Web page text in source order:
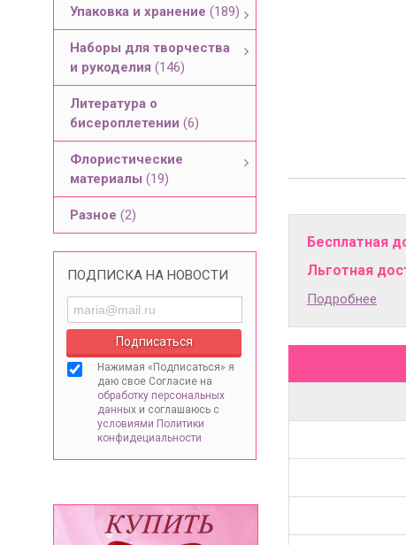
Упаковка и хранение (189)
Наборы для творчества
и рукоделия (146)
Литература о
бисероплетении (6)
Флористические
материалы (19)
Разное (2)
ПОДПИСКА НА НОВОСТИ
Нажимая «Подписаться» я
даю свое Согласие на
обработку персональных
данных и соглашаюсь с
условиями Политики
конфидециальности
Бесплатная
Льготная
Подробнее